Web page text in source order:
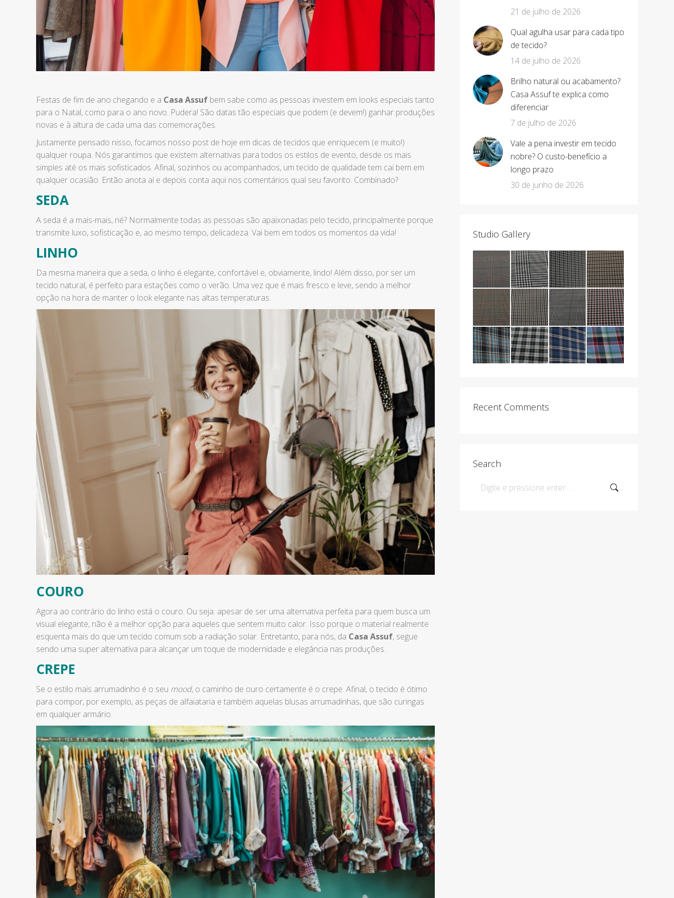
Festas de fim de ano chegando e a Casa Assuf bem sabe como as pessoas investem em looks especiais tanto
para o Natal, como para o ano novo. Pudera! São datas tão especiais que podem (e devem!) ganhar produções
novas e à altura de cada uma das comemorações.
Justamente pensado nisso, focamos nosso post de hoje em dicas de tecidos que enriquecem (e muito!)
qualquer roupa. Nós garantimos que existem alternativas para todos os estilos de evento, desde os mais
simples até os mais sofisticados. Afinal, sozinhos ou acompanhados, um tecido de qualidade tem cai bem em
qualquer ocasião. Então anota aí e depois conta aqui nos comentários qual seu favorito. Combinado?
SEDA
A seda é a mais-mais, né? Normalmente todas as pessoas são apaixonadas pelo tecido, principalmente porque
transmite luxo, sofisticação e, ao mesmo tempo, delicadeza. Vai bem em todos os momentos da vida!
LINHO
Da mesma maneira que a seda, o linho é elegante, confortável e, obviamente, lindo! Além disso, por ser um
tecido natural, é perfeito para estações como o verão. Uma vez que é mais fresco e leve, sendo a melhor
opção na hora de manter o look elegante nas altas temperaturas.
COURO
Agora ao contrário do linho está o couro. Ou seja: apesar de ser uma alternativa perfeita para quem busca um
visual elegante, não é a melhor opção para aqueles que sentem muito calor. Isso porque o material realmente
esquenta mais do que um tecido comum sob a radiação solar. Entretanto, para nós, da Casa Assuf, segue
sendo uma super alternativa para alcançar um toque de modernidade e elegância nas produções.
CREPE
Se o estilo mais arrumadinho é o seu mood, o caminho de ouro certamente é o crepe. Afinal, o tecido é ótimo
para compor, por exemplo, as peças de alfaiataria e também aquelas blusas arrumadinhas, que são curingas
em qualquer armário.
21 de julho de 2026
Qual agulha usar para cada tipo
de tecido?
14 de julho de 2026
Brilho natural ou acabamento?
Casa Assuf te explica como
diferenciar
7 de julho de 2026
Vale a pena investir em tecido
nobre? O custo-benefício a
longo prazo
30 de junho de 2026
Studio Gallery
Recent Comments
Search
Search: